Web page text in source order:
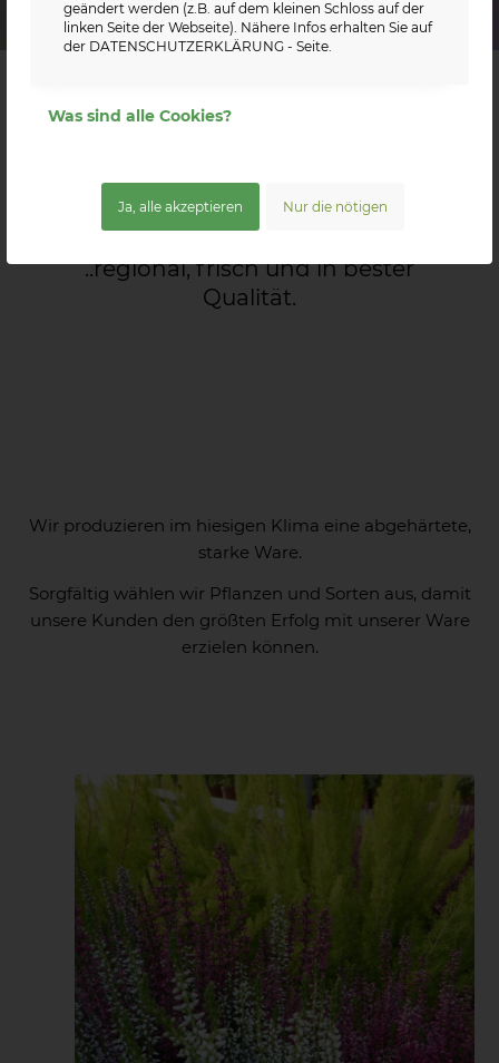
geändert werden (z.B. auf dem kleinen Schloss auf der
linken Seite der Webseite). Nähere Infos erhalten Sie auf
der DATENSCHUTZERKLÄRUNG - Seite.
Was sind alle Cookies?
Ja, alle akzeptieren Nur die nötigen
UNSER
SORTIMENT
..regional, frisch und in bester
Qualität.
Wir produzieren im hiesigen Klima eine abgehärtete,
starke Ware.
Sorgfältig wählen wir Pflanzen und Sorten aus, damit
unsere Kunden den größten Erfolg mit unserer Ware
erzielen können.
Geranien
Frühjahrsbepflanzung
Sommerbepflanzung
Herbstbepflanzung